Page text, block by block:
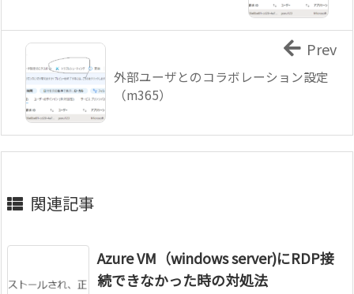
外部ユーザとのコラボレーション設定
（m365）
Prev
関連記事
Azure VM（windows server)にRDP接
続できなかった時の対処法